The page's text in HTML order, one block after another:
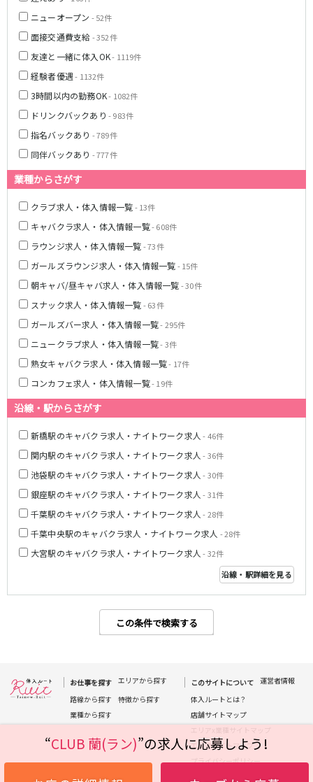
ニューオープン - 52件
面接交通費支給- 352件
友達と一緒に体入OK- 1119件
経験者優遇- 1132件
3時間以内の勤務OK- 1082件
ドリンクバックあり - 983件
指名バックあり - 789件
同伴バックあり - 777件
業種からさがす
クラブ求人・体入情報一覧- 13件
キャバクラ求人・体入情報一覧- 608件
ラウンジ求人・体入情報一覧- 73件
ガールズラウンジ求人・体入情報一覧- 15件
朝キャバ/昼キャバ求人・体入情報一覧- 30件
スナック求人・体入情報一覧- 63件
ガールズバー求人・体入情報一覧- 295件
ニュークラブ求人・体入情報一覧- 3件
熟女キャバクラ求人・体入情報一覧- 17件
コンカフェ求人・体入情報一覧- 19件
沿線・駅からさがす
新橋駅のキャバクラ求人・ナイトワーク求人 - 46件
関内駅のキャバクラ求人・ナイトワーク求人 - 36件
池袋駅のキャバクラ求人・ナイトワーク求人 - 30件
銀座駅のキャバクラ求人・ナイトワーク求人 - 31件
千葉駅のキャバクラ求人・ナイトワーク求人 - 28件
千葉中央駅のキャバクラ求人・ナイトワーク求人 - 28件
大宮駅のキャバクラ求人・ナイトワーク求人 - 32件
沿線・駅詳細を見る
この条件で検索する
市原・木更津・君津
成田・四街道・香取
八千代台・勝田台
栃木県
宇都宮
茨城県
土浦
つくば
取手
茨城県南
日立
神栖・鹿嶋
勝田
北茨城
高崎
前橋・伊勢崎
館林
太田
桐生
渋川
該当求人 0 件 選択した内容で設定
東京メトロ丸ノ内線
新宿駅
荻窪駅
新高円寺駅
淡路町駅
四谷三丁目駅
JR京浜東北線
新橋駅
関内駅
上野駅
大宮駅
川崎駅
赤羽駅
横浜駅
蒲田駅
秋葉原駅
神田駅
桜木町駅
御徒町駅
南浦和駅
川口駅
日暮里駅
品川駅
北浦和駅
西川口駅
鶴見駅
王子駅
西日暮里駅
さいたま新都心駅
都営浅草線
新橋駅
五反田駅
浅草駅
浅草橋駅
新橋駅
銀座駅
上野広小路駅
渋谷駅
表参道駅
外苑前駅
西武新宿線
西武新宿駅
本川越駅
久米川駅
お仕事を探す エリアから探す
路線から探す
特徴から探す
業種から探す
このサイトについて
運営者情報
体入ルートとは？
店舗サイトマップ
エリアサイトマップ
プライバシーポリシー
“CLUB 蘭(ラン)”の求人に応募しよう!